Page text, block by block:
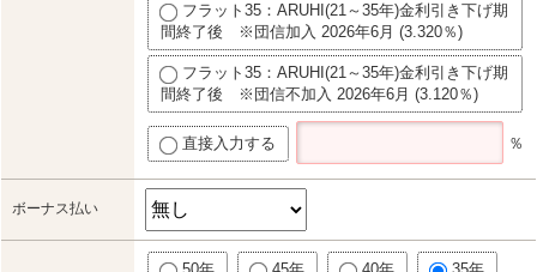
フラット35：ARUHI(21～35年)金利引き下げ期
間終了後 ※団信加入 2026年6月 (3.320％)
フラット35：ARUHI(21～35年)金利引き下げ期
間終了後 ※団信不加入 2026年6月 (3.120％)
直接入力する ％
ボーナス払い